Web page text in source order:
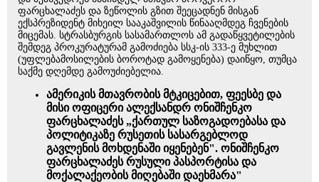
ფარცხალაძეს და ზეწოლის გზით შეეცადნენ მისგან
ექსპრეზიდენტ მიხეილ სააკაშვილის წინააღმდეგ ჩვენების
მიცემას. სტრასბურგის სასამართლოს ამ გადაწყვეტილების
შემდეგ პროკურატურამ გამოძიება სსკ-ის 333-ე მუხლით
(უფლებამოსილების ბოროტად გამოყენება) დაიწყო, თუმცა
საქმე დღემდე გამოუძიებელია.
ამერიკის მთავრობის მტკიცებით, ფეესბე და
მისი ოფიცერი ალექსანდრ ონიშჩენკო
ფარცხალაძეს „ქართულ საზოგადოებასა და
პოლიტიკაზე რუსეთის სასარგებლოდ
გავლენის მოხდენაში იყენებენ". ონიშჩენკო
ფარცხალაძეს რუსული პასპორტისა და
მოქალაქეობის მიღებაში დაეხმარა"